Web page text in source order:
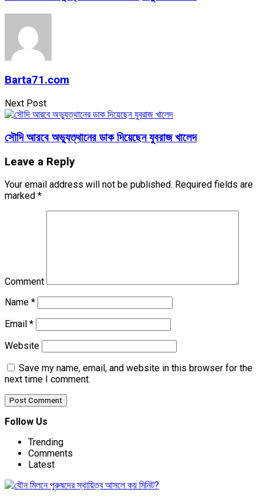
Barta71.com
Next Post
সৌদি আরবে অভ্যুত্থানের ডাক দিয়েছেন যুবরাজ খালেদ
Leave a Reply
Your email address will not be published. Required fields are
marked *
Comment
Name *
Email *
Website
Save my name, email, and website in this browser for the
next time I comment.
Follow Us
Trending
Comments
Latest